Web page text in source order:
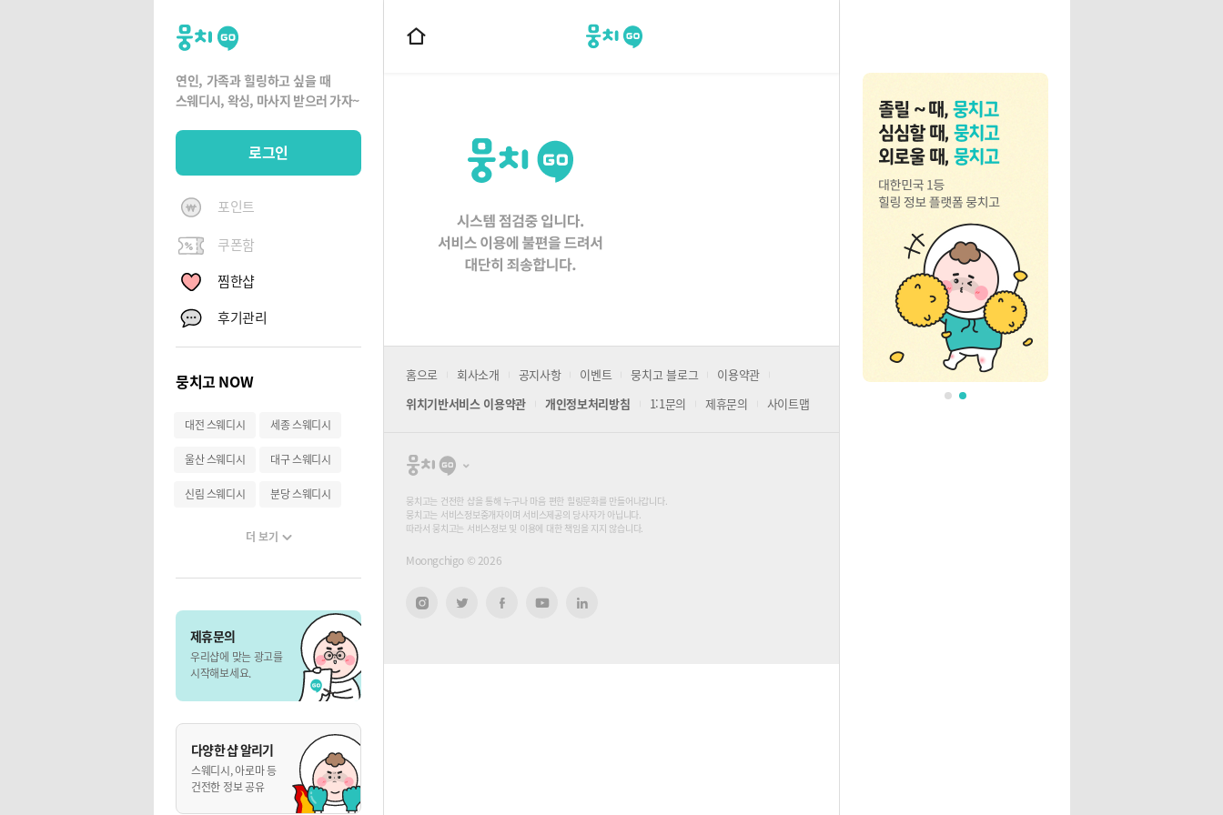
뭉
치
고
연인, 가족과 힐링하고 싶을 때
스웨디시, 왁싱, 마사지 받으러 가자~
로그인
포인트
쿠폰함
찜한샵
후기관리
뭉치고 NOW
대전 스웨디시 세종 스웨디시
울산 스웨디시 대구 스웨디시
신림 스웨디시 분당 스웨디시
더 보기
제휴문의
우리샵에 맞는 광고를
시작해보세요.
다양한 샵 알리기
스웨디시, 아로마 등
건전한 정보 공유
뭉치고
홈
홈으로 회사소개 공지사항 이벤트 뭉치고 블로그
이용약관
위치기반서비스 이용약관
개인정보처리방침 1:1문의 제휴문의 사이트맵
뭉
고
뭉치고는 건전한 샵을 통해 누구나 마음 편한 힐링문화를 만들어나갑니다.
뭉치고는 서비스정보중개자이며 서비스제공의 당사자가 아닙니다.
따라서 뭉치고는 서비스정보 및 이용에 대한 책임을 지지 않습니다.
Moongchigo © 2026